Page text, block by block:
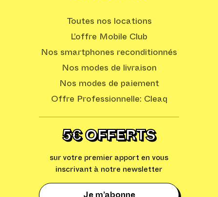
Toutes nos locations
L’offre Mobile Club
Nos smartphones reconditionnés
Nos modes de livraison
Nos modes de paiement
Offre Professionnelle: Cleaq
5€ OFFERTS
sur votre premier apport en vous
inscrivant à notre newsletter
Je m’abonne